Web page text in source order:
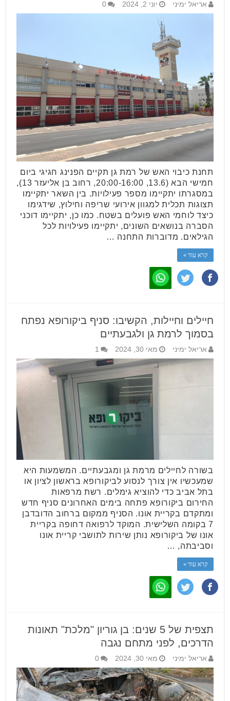
אריאל ימיני יוני 2, 2024 0
תחנת כיבוי האש של רמת גן תקיים הפנינג חגיגי ביום
חמישי הבא (13.6, 20:00-16:00, רחוב בן אליעזר 13),
במסגרתו יתקיימו מספר פעילויות. בין השאר יתקיימו
תצוגות תכלית למגוון אירועי שריפה וחילוץ, שידגימו
כיצד לוחמי האש פועלים בשטח. כמו כן, יתקיימו דוכני
הסברה בנושאים השונים, יתקיימו פעילויות לכל
הגילאים. מדוברות התחנה …
קרא עוד »
חיילים וחיילות, הקשיבו: סניף ביקורופא נפתח
בסמוך לרמת גן ולגבעתיים
אריאל ימיני מאי 30, 2024 1
בשורה לחיילים מרמת גן ומגבעתיים. המשמעות היא
שמעכשיו אין צורך לנסוע לביקורופא בראשון לציון או
בתל אביב כדי להוציא גימלים. רשת מרפאות
החירום ביקורופא פתחה בימים האחרונים סניף חדש
ומתקדם בקריית אונו. הסניף ממקום ברחוב הדובדבן
7 בקומה השלישית. המוקד לרפואה דחופה בקריית
אונו של ביקורופא נותן שירות לתושבי קריית אונו
וסביבתה, …
קרא עוד »
תצפית של 5 שנים: בן גוריון "מלכת" תאונות
הדרכים, לפני מתחם נגבה
אריאל ימיני מאי 30, 2024 0